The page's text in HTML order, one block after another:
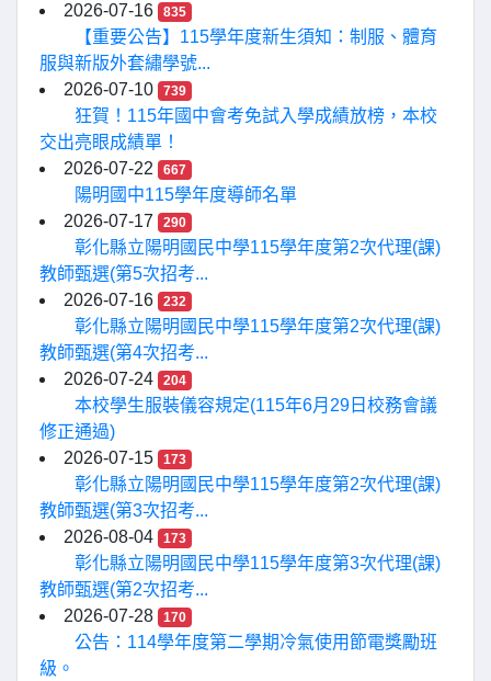
2026-07-16
835
【重要公告】115學年度新生須知：制服、體育
服與新版外套繡學號...
2026-07-10
739
狂賀！115年國中會考免試入學成績放榜，本校
交出亮眼成績單！
2026-07-22
667
陽明國中115學年度導師名單
2026-07-17
290
彰化縣立陽明國民中學115學年度第2次代理(課)
教師甄選(第5次招考...
2026-07-16
232
彰化縣立陽明國民中學115學年度第2次代理(課)
教師甄選(第4次招考...
2026-07-24
204
本校學生服裝儀容規定(115年6月29日校務會議
修正通過)
2026-07-15
173
彰化縣立陽明國民中學115學年度第2次代理(課)
教師甄選(第3次招考...
2026-08-04
173
彰化縣立陽明國民中學115學年度第3次代理(課)
教師甄選(第2次招考...
2026-07-28
170
公告：114學年度第二學期冷氣使用節電獎勵班
級。